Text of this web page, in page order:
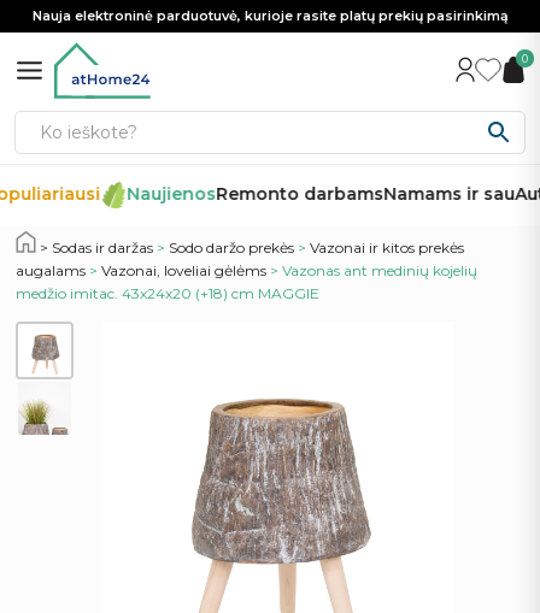
Nauja elektroninė parduotuvė, kurioje rasite platų prekių pasirinkimą
0
NaujienosRemonto darbamsNamams ir sau
Sodas ir daržas > Sodo daržo prekės >Vazonai ir kitos prekės
augalams >Vazonai, loveliai gėlėms > Vazonas ant medinių kojelių
medžio imitac. 43x24x20 (+18) cm MAGGIE